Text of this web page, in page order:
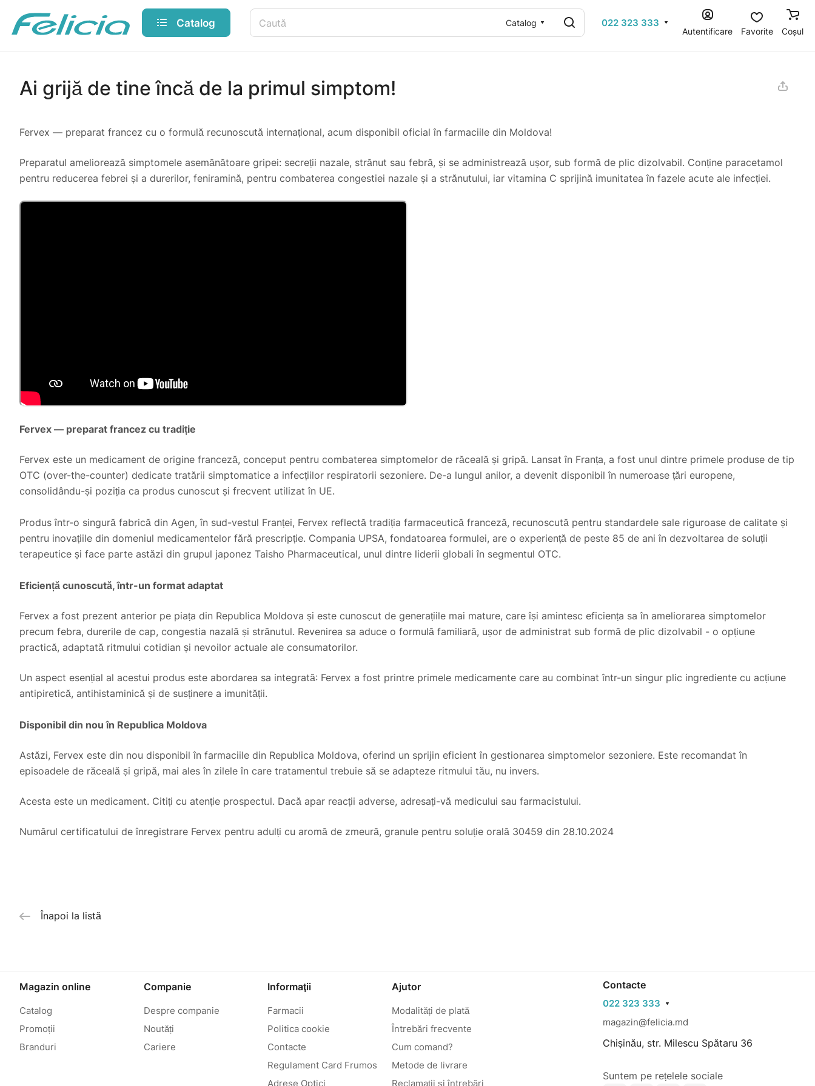
Catalog Catalog 022 323 333
Autentificare Favorite Coșul
Ai grijă de tine încă de la primul simptom!
Fervex — preparat francez cu o formulă recunoscută internațional, acum disponibil oficial în farmaciile din Moldova!
Preparatul ameliorează simptomele asemănătoare gripei: secreții nazale, strănut sau febră, și se administrează ușor, sub formă de plic dizolvabil. Conține paracetamol
pentru reducerea febrei și a durerilor, feniramină, pentru combaterea congestiei nazale și a strănutului, iar vitamina C sprijină imunitatea în fazele acute ale infecției.
Fervex — preparat francez cu tradiție
Fervex este un medicament de origine franceză, conceput pentru combaterea simptomelor de răceală și gripă. Lansat în Franța, a fost unul dintre primele produse de tip
OTC (over-the-counter) dedicate tratării simptomatice a infecțiilor respiratorii sezoniere. De-a lungul anilor, a devenit disponibil în numeroase țări europene,
consolidându-și poziția ca produs cunoscut și frecvent utilizat în UE.
Produs într-o singură fabrică din Agen, în sud-vestul Franței, Fervex reflectă tradiția farmaceutică franceză, recunoscută pentru standardele sale riguroase de calitate și
pentru inovațiile din domeniul medicamentelor fără prescripție. Compania UPSA, fondatoarea formulei, are o experiență de peste 85 de ani în dezvoltarea de soluții
terapeutice și face parte astăzi din grupul japonez Taisho Pharmaceutical, unul dintre liderii globali în segmentul OTC.
Eficiență cunoscută, într-un format adaptat
Fervex a fost prezent anterior pe piața din Republica Moldova și este cunoscut de generațiile mai mature, care își amintesc eficiența sa în ameliorarea simptomelor
precum febra, durerile de cap, congestia nazală și strănutul. Revenirea sa aduce o formulă familiară, ușor de administrat sub formă de plic dizolvabil - o opțiune
practică, adaptată ritmului cotidian și nevoilor actuale ale consumatorilor.
Un aspect esențial al acestui produs este abordarea sa integrată: Fervex a fost printre primele medicamente care au combinat într-un singur plic ingrediente cu acțiune
antipiretică, antihistaminică și de susținere a imunității.
Disponibil din nou în Republica Moldova
Astăzi, Fervex este din nou disponibil în farmaciile din Republica Moldova, oferind un sprijin eficient în gestionarea simptomelor sezoniere. Este recomandat în
episoadele de răceală și gripă, mai ales în zilele în care tratamentul trebuie să se adapteze ritmului tău, nu invers.
Acesta este un medicament. Citiți cu atenție prospectul. Dacă apar reacții adverse, adresați-vă medicului sau farmacistului.
Numărul certificatului de înregistrare Fervex pentru adulți cu aromă de zmeură, granule pentru soluție orală 30459 din 28.10.2024
Înapoi la listă
Magazin online
Catalog
Promoții
Branduri
Companie
Despre companie
Noutăți
Cariere
Informaţii
Farmacii
Politica cookie
Contacte
Regulament Card Frumos
Adrese Optici
Ajutor
Modalități de plată
Întrebări frecvente
Cum comand?
Metode de livrare
Reclamații și întrebări
Contacte
022 323 333
magazin@felicia.md
Chișinău, str. Milescu Spătaru 36
Suntem pe rețelele sociale